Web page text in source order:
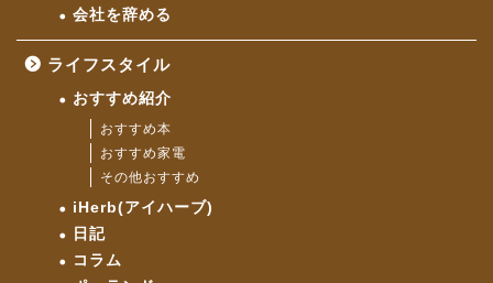
会社を辞める
ライフスタイル
おすすめ紹介
おすすめ本
おすすめ家電
その他おすすめ
iHerb(アイハーブ)
日記
コラム